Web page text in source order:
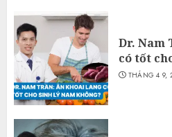
Dr. Nam
có tốt
THÁNG 4 9,